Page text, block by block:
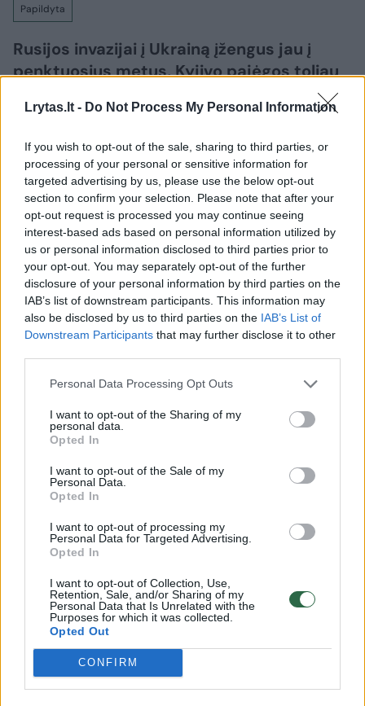
Lrytas.lt - Do Not Process My Personal Information
If you wish to opt-out of the sale, sharing to third parties, or
processing of your personal or sensitive information for
targeted advertising by us, please use the below opt-out
section to confirm your selection. Please note that after your
opt-out request is processed you may continue seeing
interest-based ads based on personal information utilized by
us or personal information disclosed to third parties prior to
your opt-out. You may separately opt-out of the further
disclosure of your personal information by third parties on the
IAB’s list of downstream participants. This information may
also be disclosed by us to third parties on the IAB’s List of
Downstream Participants that may further disclose it to other
Personal Data Processing Opt Outs
I want to opt-out of the Sharing of my
personal data.
Opted In
I want to opt-out of the Sale of my
Personal Data.
Opted In
I want to opt-out of processing my
Personal Data for Targeted Advertising.
Opted In
I want to opt-out of Collection, Use,
Retention, Sale, and/or Sharing of my
Personal Data that Is Unrelated with the
Purposes for which it was collected.
Opted Out
CONFIRM
Papildyta
Rusijos invazijai į Ukrainą įžengus jau į
penktuosius metus, Kyjivo pajėgos toliau
Maskva siekia užimti kuo daugiau
palankias taikos sąlygas, sąjungininkams
siekiant skubiai užbaigti karą.​​​​​​​​​​​​​​​​​​​​​​​​​​
Ukraina niekada netaps NATO nare, nepaisant
ilgus metus siekto narystės proceso,
antradienį pareiškė Ukrainos ambasadorius
Jungtinėje Karalystėje ir buvęs Ukrainos
Kalbėdamas Ukrainos ambasadorių
susitikime Kyjive, V. Zalužnas teigė, kad NATO
kariniai standartai nebeatitinka šiuolaikinio
karo realijų, ir pasiūlė Ukrainai ateityje siekti